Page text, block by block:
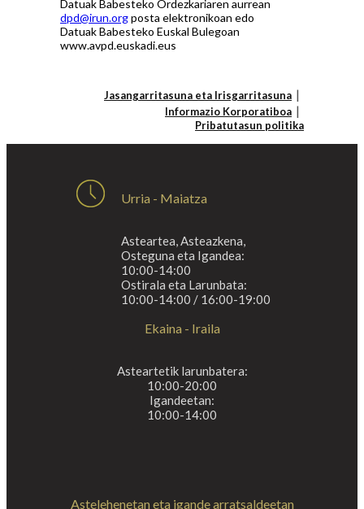
Datuak Babesteko Ordezkariaren aurrean
dpd@irun.orgposta elektronikoan edo
Datuak Babesteko Euskal Bulegoan
www.avpd.euskadi.eus
Jasangarritasuna eta Irisgarritasuna
Informazio Korporatiboa
Pribatutasun politika
Urria - Maiatza
Asteartea, Asteazkena,
Osteguna eta Igandea:
10:00-14:00
Ostirala eta Larunbata:
10:00-14:00 / 16:00-19:00
Ekaina - Iraila
Asteartetik larunbatera:
10:00-20:00
Igandeetan:
10:00-14:00
Astelehenetan eta igande arratsaldeetan